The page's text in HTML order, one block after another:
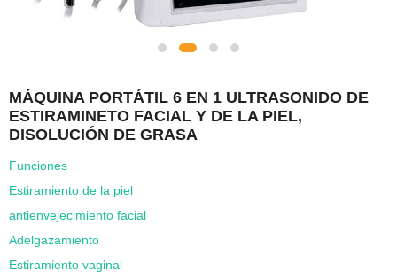
MÁQUINA PORTÁTIL 6 EN 1 ULTRASONIDO DE
ESTIRAMINETO FACIAL Y DE LA PIEL,
DISOLUCIÓN DE GRASA
Funciones
Estiramiento de la piel
antienvejecimiento facial
Adelgazamiento
Estiramiento vaginal